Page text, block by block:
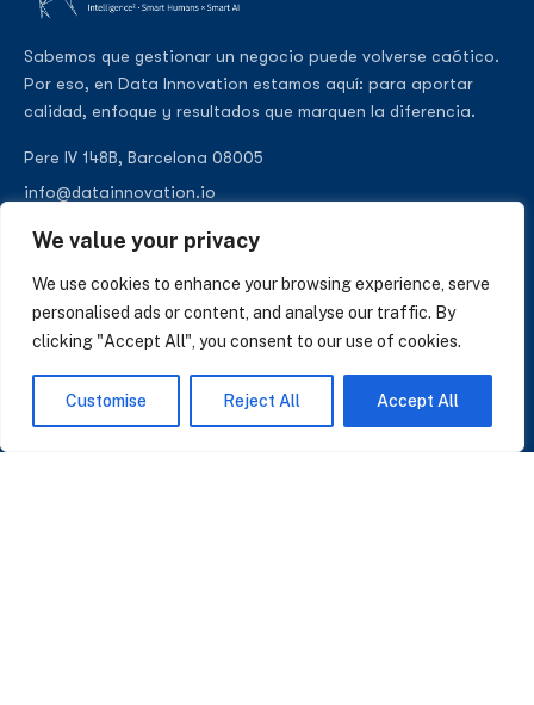
We value your privacy
We use cookies to enhance your browsing experience, serve
personalised ads or content, and analyse our traffic. By
clicking "Accept All", you consent to our use of cookies.
Customise Reject All Accept All
Sabemos que gestionar un negocio puede volverse caótico.
Por eso, en Data Innovation estamos aquí: para aportar
calidad, enfoque y resultados que marquen la diferencia.
Pere IV 148B, Barcelona 08005
info@datainnovation.io
SUSCRÍBASE A NUESTRAS NOTICIAS
Perspectivas sobre IA, datos y CRM. Sin spam, solo lo que importa.